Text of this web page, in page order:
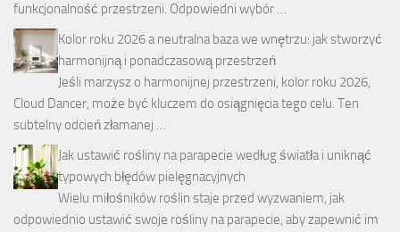
funkcjonalność przestrzeni. Odpowiedni wybór …
Kolor roku 2026 a neutralna baza we wnętrzu: jak stworzyć
harmonijną i ponadczasową przestrzeń
Jeśli marzysz o harmonijnej przestrzeni, kolor roku 2026,
Cloud Dancer, może być kluczem do osiągnięcia tego celu. Ten
subtelny odcień złamanej …
Jak ustawić rośliny na parapecie według światła i uniknąć
typowych błędów pielęgnacyjnych
Wielu miłośników roślin staje przed wyzwaniem, jak
odpowiednio ustawić swoje rośliny na parapecie, aby zapewnić im